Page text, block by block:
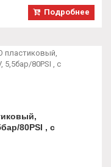
Подробнее
80PSI , с